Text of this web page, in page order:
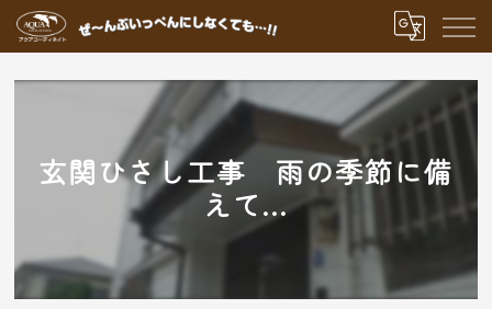
玄関ひさし工事 雨の季節に備
えて…